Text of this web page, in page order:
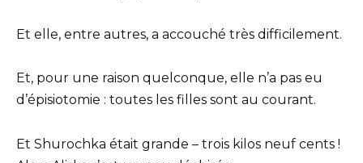
Et elle, entre autres, a accouché très difficilement.
Et, pour une raison quelconque, elle n’a pas eu
d’épisiotomie : toutes les filles sont au courant.
Et Shurochka était grande – trois kilos neuf cents !